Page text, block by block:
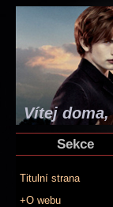
Vítej
Sekce
Titulní strana
+O webu